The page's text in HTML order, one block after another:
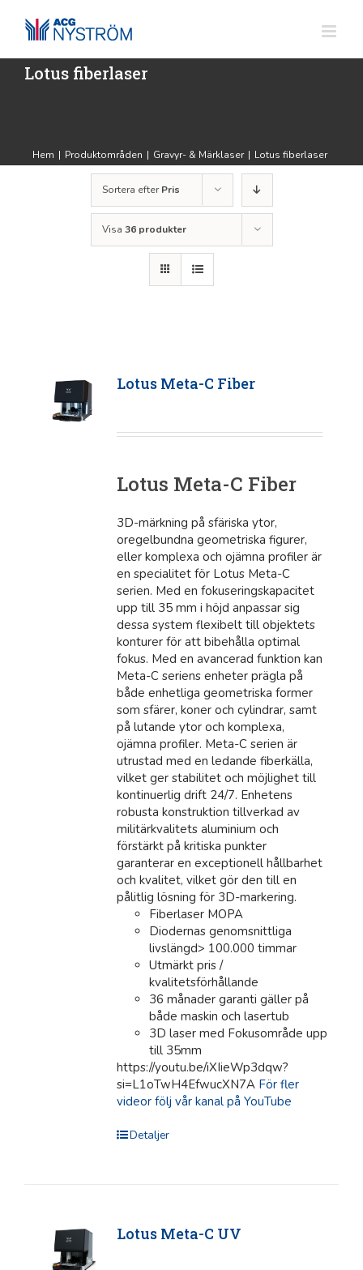
innehållet
Lotus fiberlaser
Hem | Produktområden | Gravyr- & Märklaser | Lotus fiberlaser
Sortera efterPris
Visa 36 produkter
Lotus Meta-C Fiber
Lotus Meta-C Fiber
3D-märkning på sfäriska ytor,
oregelbundna geometriska figurer,
eller komplexa och ojämna profiler är
en specialitet för Lotus Meta-C
serien. Med en fokuseringskapacitet
upp till 35 mm i höjd anpassar sig
dessa system flexibelt till objektets
konturer för att bibehålla optimal
fokus. Med en avancerad funktion kan
Meta-C seriens enheter prägla på
både enhetliga geometriska former
som sfärer, koner och cylindrar, samt
på lutande ytor och komplexa,
ojämna profiler. Meta-C serien är
utrustad med en ledande fiberkälla,
vilket ger stabilitet och möjlighet till
kontinuerlig drift 24/7. Enhetens
robusta konstruktion tillverkad av
militärkvalitets aluminium och
förstärkt på kritiska punkter
garanterar en exceptionell hållbarhet
och kvalitet, vilket gör den till en
pålitlig lösning för 3D-markering.
Fiberlaser MOPA
Diodernas genomsnittliga
livslängd> 100.000 timmar
Utmärkt pris /
kvalitetsförhållande
36 månader garanti gäller på
både maskin och lasertub
3D laser med Fokusområde upp
till 35mm
https://youtu.be/iXIieWp3dqw?
si=L1oTwH4EfwucXN7A För fler
videor följ vår kanal på YouTube
Detaljer
Lotus Meta-C UV